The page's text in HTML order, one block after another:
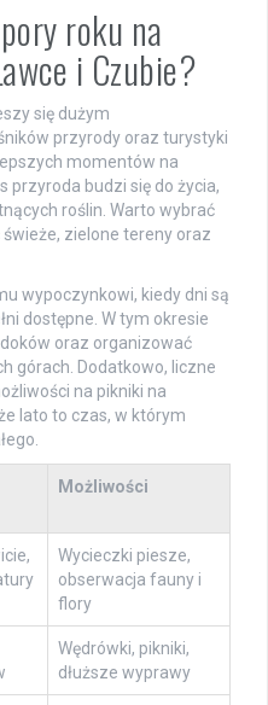
roku na
i Czubie?
się dużym
przyrody oraz turystyki
momentów na
przyroda budzi się do życia,
roślin. Warto wybrać
zielone tereny oraz
wypoczynkowi, kiedy dni są
dostępne. W tym okresie
oraz organizować
górach. Dodatkowo, liczne
na pikniki na
lato to czas, w którym
Możliwości
Wycieczki piesze,
obserwacja fauny i
flory
Wędrówki, pikniki,
dłuższe wyprawy